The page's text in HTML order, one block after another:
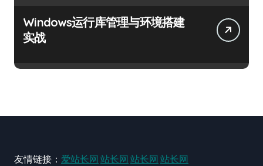
Windows运行库管理与环境搭建
实战
友情链接： 爱站长网 站长网 站长网 站长网